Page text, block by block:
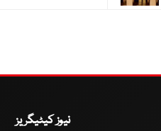
نیوز کیٹیگریز